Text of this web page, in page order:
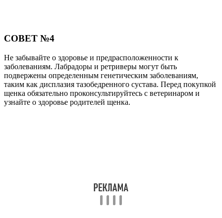
СОВЕТ №4
Не забывайте о здоровье и предрасположенности к
заболеваниям. Лабрадоры и ретриверы могут быть
подвержены определенным генетическим заболеваниям,
таким как дисплазия тазобедренного сустава. Перед покупкой
щенка обязательно проконсультируйтесь с ветеринаром и
узнайте о здоровье родителей щенка.